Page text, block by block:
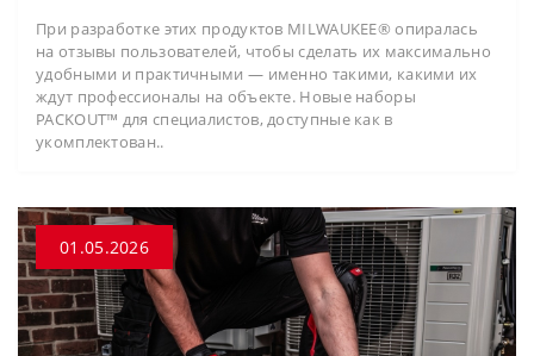
При разработке этих продуктов MILWAUKEE® опиралась
на отзывы пользователей, чтобы сделать их максимально
удобными и практичными — именно такими, какими их
ждут профессионалы на объекте. Новые наборы
PACKOUT™ для специалистов, доступные как в
укомплектован..
01.05.2026